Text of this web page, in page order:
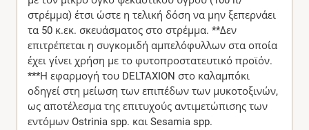
στρέμμα) έτσι ώστε η τελική δόση να μην ξεπερνάει
τα 50 κ.εκ. σκευάσματος στο στρέμμα. **Δεν
επιτρέπεται η συγκομιδή αμπελόφυλλων στα οποία
έχει γίνει χρήση με το φυτοπροστατευτικό προϊόν.
***Η εφαρμογή του DELTAXION στο καλαμπόκι
οδηγεί στη μείωση των επιπέδων των μυκοτοξινών,
ως αποτέλεσμα της επιτυχούς αντιμετώπισης των
εντόμων Ostrinia spp. και Sesamia spp.